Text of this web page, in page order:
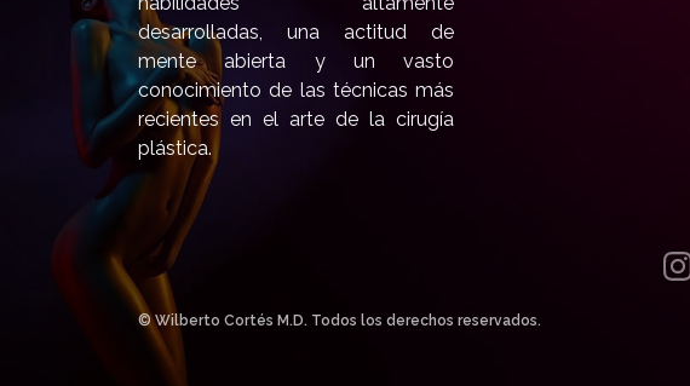
desarrolladas, una actitud de
mente abierta y un vasto
conocimiento de las técnicas más
recientes en el arte de la cirugía
plástica.
© Wilberto Cortés M.D. Todos los derechos reservados.